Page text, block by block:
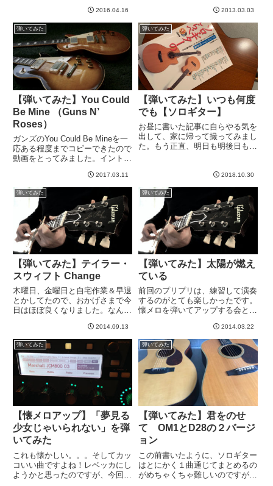
す。------------アクセルとスラッシ
ュがガンズとして同じステージで
ライブするなんて嬉...
2016.04.16
を始めたばかりの頃、挑戦して挫
折した経験ありますwバッキング
は初心者でもなんとか弾けたので
すが、ソロは全然だ...
2013.03.03
弾いてみた
【弾いてみた】You Could
Be Mine （Guns N’
Roses）
ガンズのYou Could Be Mineを一
応ある程度までコピーできたので
動画をとってみました。イントロ
ね〜、この曲。好き。今回は、見
ていたタブに違うところ、主にリ
ードフレーズで違いが散見された
ので、耳コピが入...
2017.03.11
弾いてみた
【弾いてみた】いつも何度
でも【ソロギター】
お昼に書いた記事に自らやる気を
出して、家に帰って撮ってみまし
た。もう正直、明日も明後日も来
ょっとうまくなってるはずだけ
ど。現時点では限界効用は十分に
低くなった、、、と思うので録
音。南澤大...
2018.10.30
弾いてみた
【弾いてみた】テイラー・
スウィフト Change
木曜日、金曜日と自宅作業＆早退
とかしてたので、おかげさまで今
日はほぼ良くなりました。なんか
りました＾＾ 体調よくなった
ら、今朝はかなり早起きしてしま
ったwで、Youtubeみてたら、こ
の曲のサムネイルがたまたま...
2014.09.13
弾いてみた
【弾いてみた】太陽が燃え
ている
前回のプリプリは、練習して演奏
するのがとても楽しかったです。
懐メロを弾いてアップする会とか
19 Growing Upは意外なことにす
ぐに弾けて気を良くしたので、昔
トライして挫折した曲に挑戦して
みようと思いました...
2014.03.22
弾いてみた
【懐メロアップ】「夢見る
少女じゃいられない」を弾
いてみた
これも懐かしい。。。そしてカッ
コいい曲ですよね！レベッカにし
ようかと思ったのですが、今回は
弾いてみた
【弾いてみた】君をのせ
て OM1とD28の２バージ
ョン
この前書いたように、ソロギター
はとにかく１曲通じてまとめるの
がめちゃくちゃ難しいのですが、